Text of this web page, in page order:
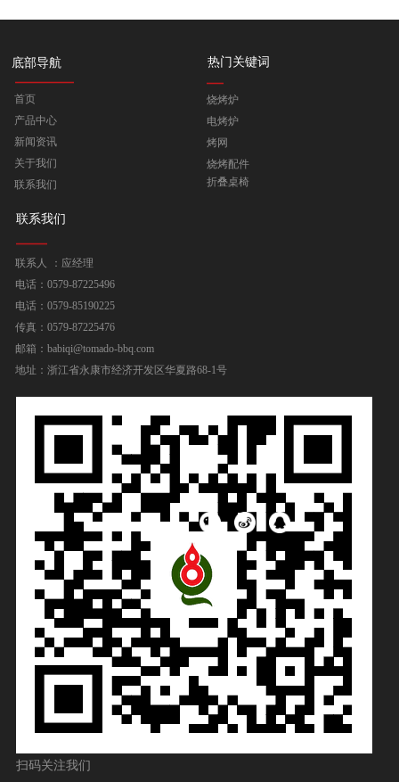
底部导航
首页
产品中心
新闻资讯
关于我们
联系我们
热门关键词
烧烤炉
电烤炉
烤网
烧烤配件
折叠桌椅
联系我们
联系人 ：应经理
电话：0579-87225496
电话：0579-85190225
传真：0579-87225476
邮箱：babiqi@tomado-bbq.com
地址：浙江省永康市经济开发区华夏路68-1号
扫码关注我们